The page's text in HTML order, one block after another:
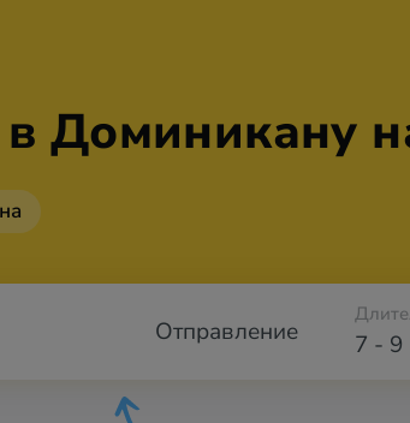
Доминикану
Отправление 7 - 9